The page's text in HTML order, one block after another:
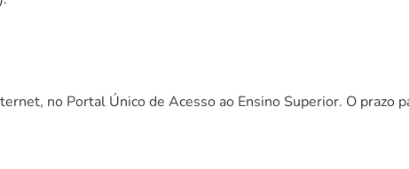
no Portal Único de Acesso ao Ensino Superior. O prazo